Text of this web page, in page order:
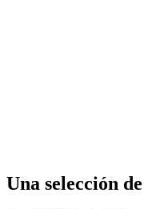
Una selección